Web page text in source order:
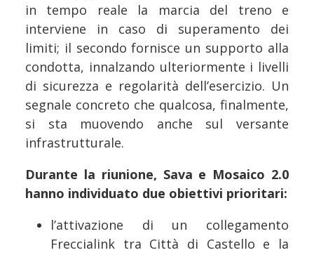
in tempo reale la marcia del treno e
interviene in caso di superamento dei
limiti; il secondo fornisce un supporto alla
condotta, innalzando ulteriormente i livelli
di sicurezza e regolarità dell’esercizio. Un
segnale concreto che qualcosa, finalmente,
si sta muovendo anche sul versante
infrastrutturale.
Durante la riunione, Sava e Mosaico 2.0
hanno individuato due obiettivi prioritari:
l’attivazione di un collegamento
Freccialink tra Città di Castello e la